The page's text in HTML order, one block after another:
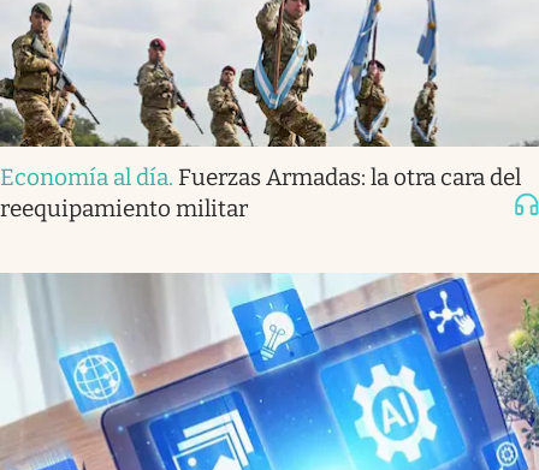
Economía al día. Fuerzas Armadas: la otra cara del
reequipamiento militar